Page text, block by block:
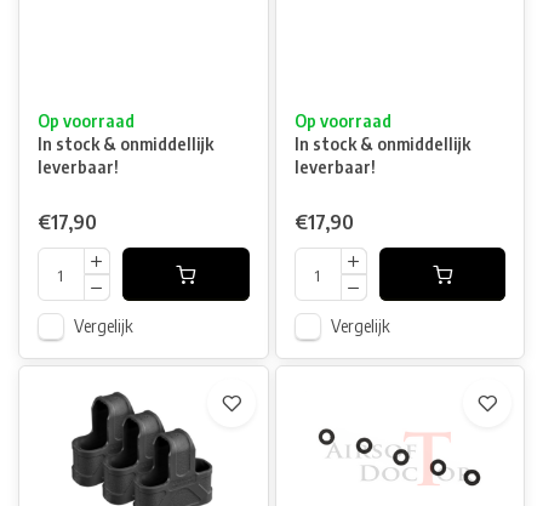
Op voorraad
In stock & onmiddellijk
leverbaar!
€17,90
Vergelijk
Op voorraad
In stock & onmiddellijk
leverbaar!
€17,90
Vergelijk